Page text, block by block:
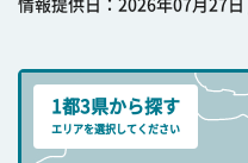
情報提供日：2026年07月27
1都3県から探す
エリアを選択してください